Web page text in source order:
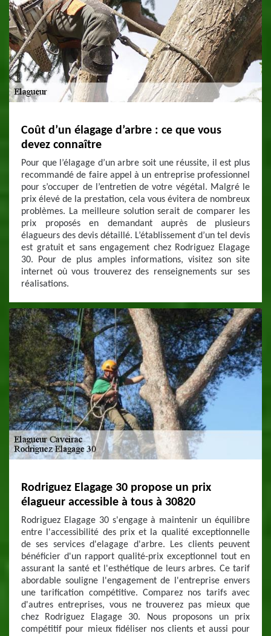
Coût d’un élagage d’arbre : ce que vous
devez connaître
Pour que l’élagage d’un arbre soit une réussite, il est plus
recommandé de faire appel à un entreprise professionnel
pour s’occuper de l’entretien de votre végétal. Malgré le
prix élevé de la prestation, cela vous évitera de nombreux
problèmes. La meilleure solution serait de comparer les
prix proposés en demandant auprès de plusieurs
élagueurs des devis détaillé. L’établissement d’un tel devis
est gratuit et sans engagement chez Rodriguez Elagage
30. Pour de plus amples informations, visitez son site
internet où vous trouverez des renseignements sur ses
réalisations.
Rodriguez Elagage 30 propose un prix
élagueur accessible à tous à 30820
Rodriguez Elagage 30 s'engage à maintenir un équilibre
entre l'accessibilité des prix et la qualité exceptionnelle
de ses services d'elagage d'arbre. Les clients peuvent
bénéficier d'un rapport qualité-prix exceptionnel tout en
assurant la santé et l'esthétique de leurs arbres. Ce tarif
abordable souligne l'engagement de l'entreprise envers
une tarification compétitive. Comparez nos tarifs avec
d'autres entreprises, vous ne trouverez pas mieux que
chez Rodriguez Elagage 30. Nous proposons un prix
compétitif pour mieux fidéliser nos clients et aussi pour